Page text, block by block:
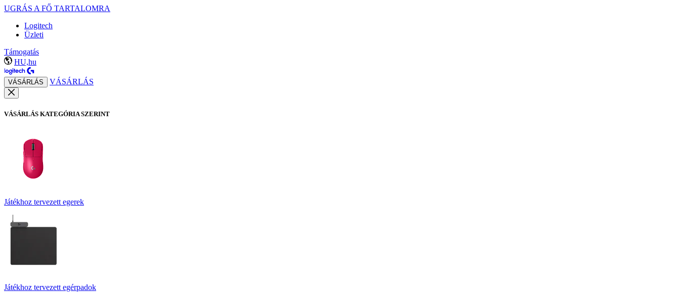
UGRÁS A FŐ TARTALOMRA
Logitech
Üzleti
Támogatás
HU,hu
VÁSÁRLÁS VÁSÁRLÁS
VÁSÁRLÁS KATEGÓRIA SZERINT
Játékhoz tervezett egerek
Játékhoz tervezett egérpadok